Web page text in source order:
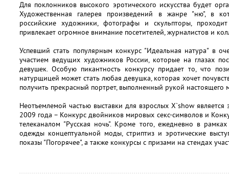
Для поклонников высокого эротического искусства будет
Художественная галерея произведений в жанре "ню", в
российские художники, фотографы и скульпторы,
привлекает огромное внимание посетителей, журналистов и
Успевший стать популярным конкурс "Идеальная натура" в
участием ведущих художников России, которые на глазах
девушек. Особую пикантность конкурсу придает то, что
натурщицей может стать любая девушка, которая хочет
получить прекрасный портрет, выполненный рукой настоящего
Неотъемлемой частью выставки для взрослых X`show
2009 года – Конкурс двойников мировых секс-символов и
телеканалом "Русская ночь". Кроме того, ежедневно в
одежды концептуальной моды, стриптиз и эротические
показы "Погорячее", а также конкурсы с призами на стендах